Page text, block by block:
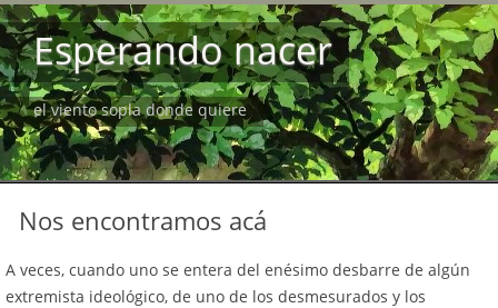
Esperando nacer
el viento sopla donde quiere
Nos encontramos acá
A veces, cuando uno se entera del enésimo desbarre de algún
extremista ideológico, de uno de los desmesurados y los